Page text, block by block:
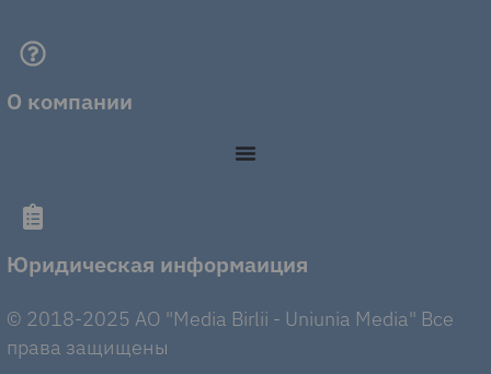
О компании
Юридическая информаиция
© 2018-2025 AO "Media Birlii - Uniunia Media" Все
права защищены